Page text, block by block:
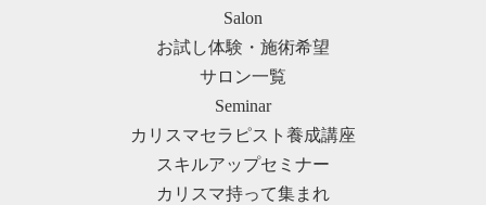
Salon
お試し体験・施術希望
サロン一覧
Seminar
カリスマセラピスト養成講座
スキルアップセミナー
カリスマ持って集まれ